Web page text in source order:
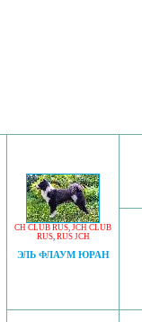
CH CLUB RUS, JCH CLUB
RUS, RUS JCH
ЭЛЬ ФЛАУМ ЮРАН